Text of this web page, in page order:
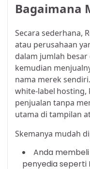
Bagaimana
Secara sederhana,
atau perusahaan
dalam jumlah
kemudian
nama merek
white‑label
penjualan tanpa
utama di tampilan
Skemanya mudah
Anda
penyedia seperti